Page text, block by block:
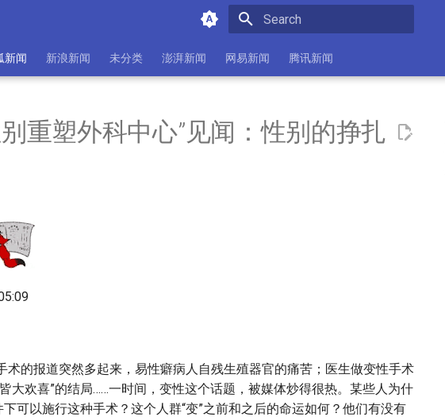
新闻 新浪新闻 未分类 澎湃新闻 网易新闻 腾讯新闻
重塑外科中心”见闻：性别的挣扎
术的报道突然多起来，易性癖病人自残生殖器官的痛苦；医生做变性手术
大欢喜”的结局……一时间，变性这个话题，被媒体炒得很热。某些人为什
下可以施行这种手术？这个人群“变”之前和之后的命运如何？他们有没有